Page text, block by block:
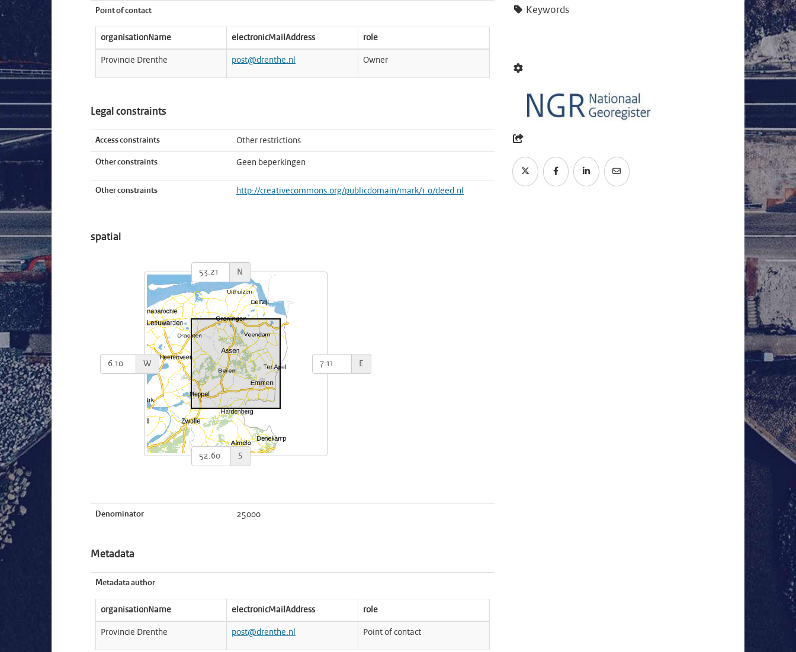
Point of contact
organisationName electronicMailAddress role
Provincie Drenthe post@drenthe.nl Owner
Legal constraints
Access constraints Other restrictions
Other constraints Geen beperkingen
Other constraints http://creativecommons.org/publicdomain/mark/1.0/deed.nl
spatial
N
S
E
W
Denominator 25000
Metadata
Metadata author
organisationName electronicMailAddress role
Provincie Drenthe post@drenthe.nl Point of contact
Keywords